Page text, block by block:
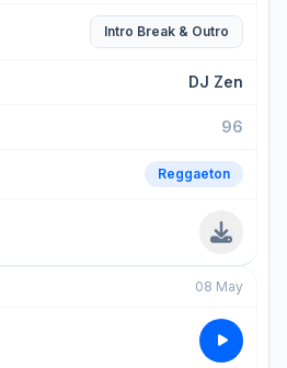
Intro Break & Outro
DJ Zen
96
Reggaeton
08 May